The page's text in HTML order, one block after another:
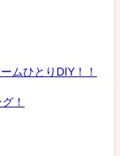
ムひとりDIY！！
！